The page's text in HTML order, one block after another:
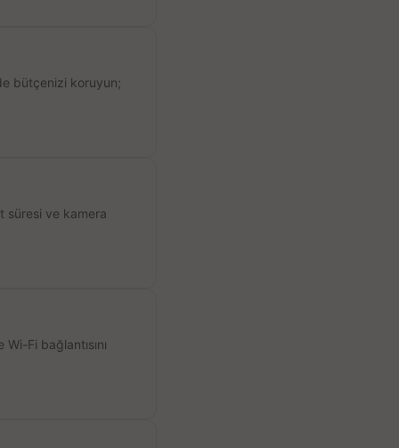
bütçenizi koruyun;
süresi ve kamera
Fi bağlantısını